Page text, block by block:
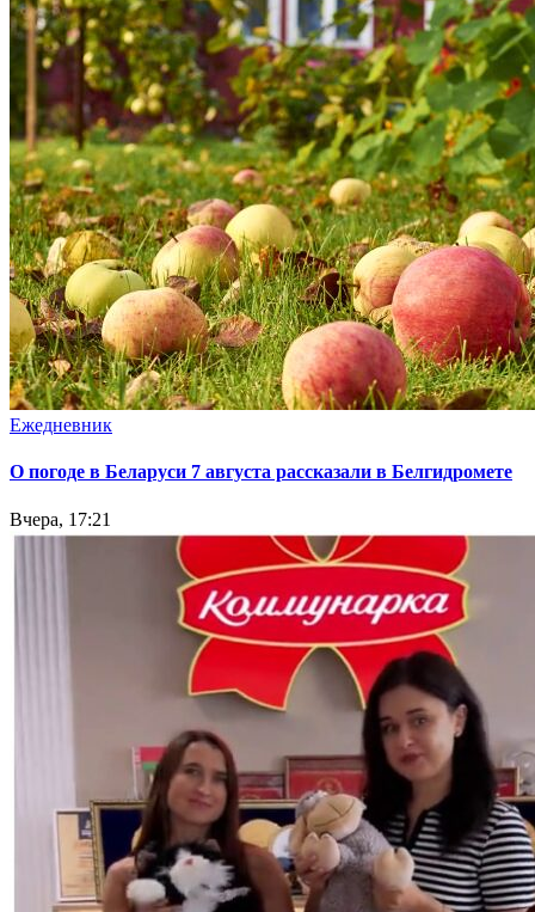
Ежедневник
О погоде в Беларуси 7 августа рассказали в Белгидромете
Вчера, 17:21